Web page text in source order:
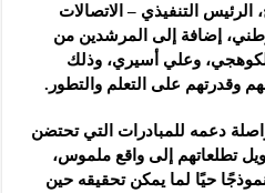
الرئيس التنفيذي – الاتصالات
إضافة إلى المرشدين من
وعلي أسيري، وذلك
وقدرتهم على التعلم والتطور.
دعمه للمبادرات التي تحتضن
تطلعاتهم إلى واقع ملموس،
حيًا لما يمكن تحقيقه حين